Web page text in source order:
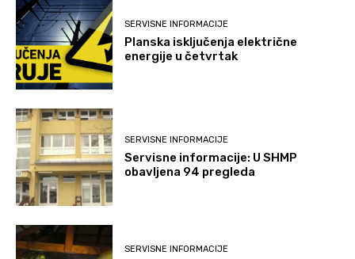
SERVISNE INFORMACIJE
Planska isključenja električne
energije u četvrtak
SERVISNE INFORMACIJE
Servisne informacije: U SHMP
obavljena 94 pregleda
SERVISNE INFORMACIJE